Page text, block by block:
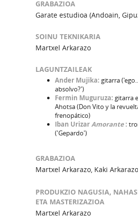
GRABAZIOA
Garate estudioa (Andoain,
SOINU TEKNIKARIA
Martxel Arkarazo
LAGUNTZAILEAK
Ander Mujika: gitarra
absolvo?')
Fermin Muguruza: gitarra
Ahotsa (Don Vito y la
frenopático)
Iban UrizarAmorante :
('Gepardo')
GRABAZIOA
Martxel Arkarazo, Kaki Arkarazo
PRODUKZIO NAGUSIA,
ETA MASTERIZAZIOA
Martxel Arkarazo